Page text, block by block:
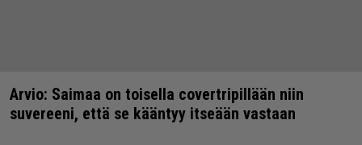
Arvio: Saimaa on toisella covertripillään niin
suvereeni, että se kääntyy itseään vastaan